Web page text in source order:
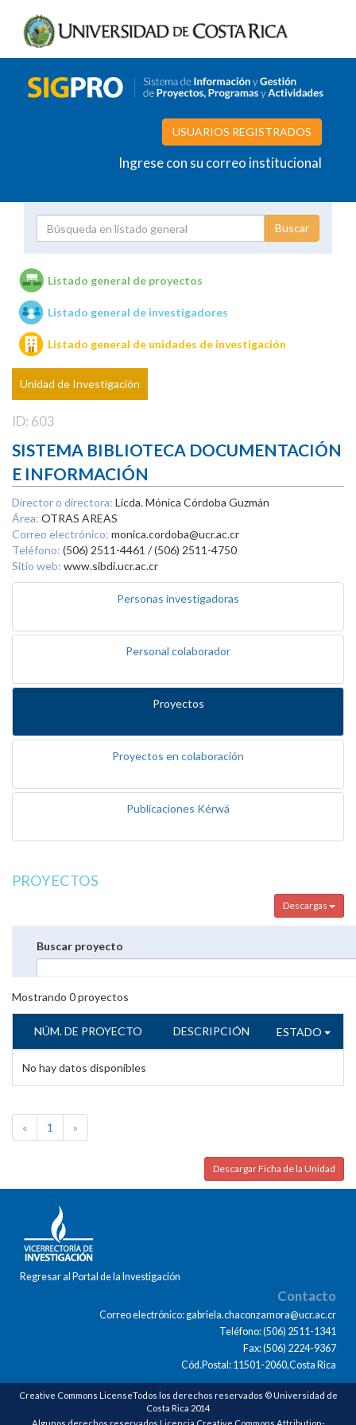
USUARIOS REGISTRADOS
Ingrese con su correo institucional
Unidades de investigación
Listado general de proyectos
Listado general de investigadores
Listado general de unidades de investigación
Unidad de Investigación
ID: 603
SISTEMA BIBLIOTECA DOCUMENTACIÓN
E INFORMACIÓN
Director o directora: Licda. Mónica Córdoba Guzmán
Área: OTRAS AREAS
Correo electrónico: monica.cordoba@ucr.ac.cr
Teléfono: (506) 2511-4461 / (506) 2511-4750
Sitio web: www.sibdi.ucr.ac.cr
Personas investigadoras
Personal colaborador
Proyectos
Proyectos en colaboración
Publicaciones Kérwá
PROYECTOS
Descargas
Buscar proyecto
Mostrando 0proyectos
NÚM. DE PROYECTO DESCRIPCIÓN ESTADO
No hay datos disponibles
« 1 »
Descargar Ficha de la Unidad
Regresar al Portal de la Investigación
Contacto
Correo electrónico: gabriela.chaconzamora@ucr.ac.cr
Teléfono: (506) 2511-1341
Fax: (506) 2224-9367
Cód.Postal: 11501-2060,Costa Rica
Creative Commons LicenseTodos los derechos reservados © Universidad de
Costa Rica 2014